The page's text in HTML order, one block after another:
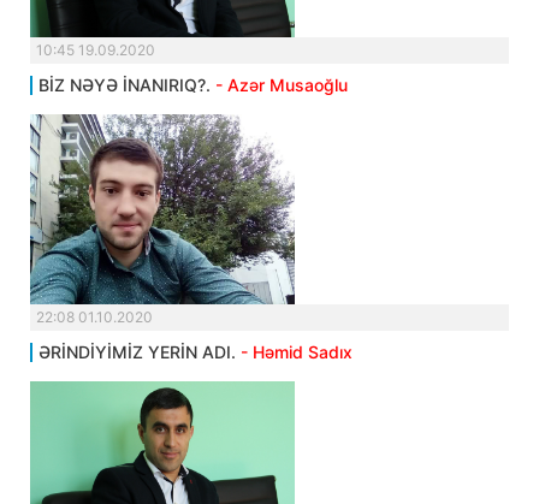
10:45 19.09.2020
BİZ NƏYƏ İNANIRIQ?. - Azər Musaoğlu
22:08 01.10.2020
ƏRİNDİYİMİZ YERİN ADI. - Həmid Sadıx